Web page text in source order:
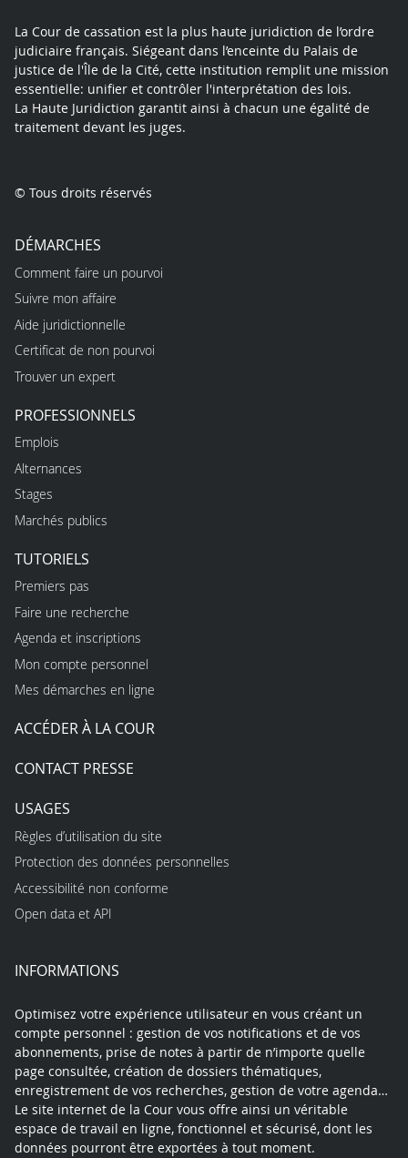
La Cour de cassation est la plus haute juridiction de l’ordre
judiciaire français. Siégeant dans l’enceinte du Palais de
justice de l'Île de la Cité, cette institution remplit une mission
essentielle: unifier et contrôler l'interprétation des lois.
La Haute Juridiction garantit ainsi à chacun une égalité de
traitement devant les juges.
© Tous droits réservés
DÉMARCHES
Comment faire un pourvoi
Suivre mon affaire
Aide juridictionnelle
Certificat de non pourvoi
Trouver un expert
PROFESSIONNELS
Emplois
Alternances
Stages
Marchés publics
TUTORIELS
Premiers pas
Faire une recherche
Agenda et inscriptions
Mon compte personnel
Mes démarches en ligne
ACCÉDER À LA COUR
CONTACT PRESSE
USAGES
Règles d’utilisation du site
Protection des données personnelles
Accessibilité non conforme
Open data et API
INFORMATIONS
Optimisez votre expérience utilisateur en vous créant un
compte personnel : gestion de vos notifications et de vos
abonnements, prise de notes à partir de n’importe quelle
page consultée, création de dossiers thématiques,
enregistrement de vos recherches, gestion de votre agenda…
Le site internet de la Cour vous offre ainsi un véritable
espace de travail en ligne, fonctionnel et sécurisé, dont les
données pourront être exportées à tout moment.